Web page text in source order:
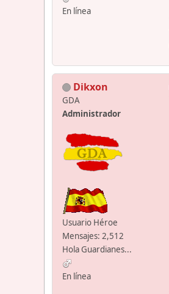
En línea
Dikxon
GDA
Administrador
Usuario Héroe
Mensajes: 2,512
Hola Guardianes...
En línea